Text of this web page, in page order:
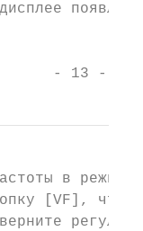
- 13 -
в
[VF],